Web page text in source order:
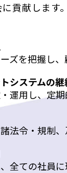
貢献します。
ズを把握し
システムの
運用し、定
法令・規制
全ての社員